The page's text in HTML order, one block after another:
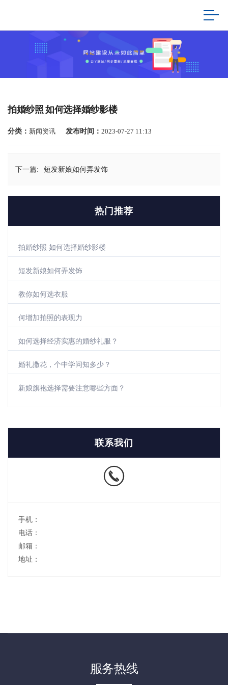
拍婚纱照 如何选择婚纱影楼
分类： 新闻资讯 发布时间： 2023-07-27 11:13
下一篇: 短发新娘如何弄发饰
热门推荐
拍婚纱照 如何选择婚纱影楼
短发新娘如何弄发饰
教你如何选衣服
何增加拍照的表现力
如何选择经济实惠的婚纱礼服？
婚礼撒花，个中学问知多少？
新娘旗袍选择需要注意哪些方面？
联系我们
手机：
电话：
邮箱：
地址：
服务热线